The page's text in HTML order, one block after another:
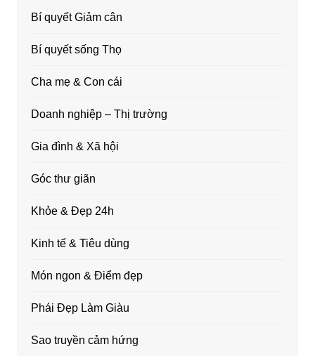
Bí quyết Giảm cân
Bí quyết sống Thọ
Cha mẹ & Con cái
Doanh nghiệp – Thị trường
Gia đình & Xã hội
Góc thư giãn
Khỏe & Đẹp 24h
Kinh tế & Tiêu dùng
Món ngon & Điểm đẹp
Phái Đẹp Làm Giàu
Sao truyền cảm hứng